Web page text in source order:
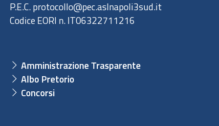
P.E.C. protocollo@pec.aslnapoli3sud.it
Codice EORI n. IT06322711216
Amministrazione Trasparente
Albo Pretorio
Concorsi